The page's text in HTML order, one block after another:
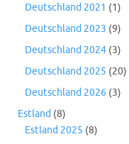
Deutschland 2021 (1)
Deutschland 2023 (9)
Deutschland 2024 (3)
Deutschland 2025 (20)
Deutschland 2026 (3)
Estland (8)
Estland 2025 (8)